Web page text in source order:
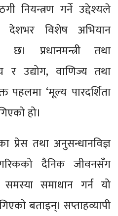
नियन्त्रण गर्ने उद्देश्यले
देशभर विशेष अभियान
प्रधानमन्त्री तथा
र उद्योग, वाणिज्य तथा
पहलमा ‘मूल्य पारदर्शिता
हो।
प्रेस तथा अनुसन्धानविज्ञ
दैनिक जीवनसँग
समस्या समाधान गर्न यो
बताइन्। सप्ताहव्यापी